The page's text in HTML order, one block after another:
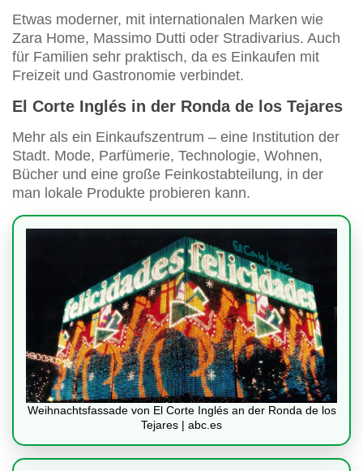
Etwas moderner, mit internationalen Marken wie
Zara Home, Massimo Dutti oder Stradivarius. Auch
für Familien sehr praktisch, da es Einkaufen mit
Freizeit und Gastronomie verbindet.
El Corte Inglés in der Ronda de los Tejares
Mehr als ein Einkaufszentrum – eine Institution der
Stadt. Mode, Parfümerie, Technologie, Wohnen,
Bücher und eine große Feinkostabteilung, in der
man lokale Produkte probieren kann.
Weihnachtsfassade von El Corte Inglés an der Ronda de los
Tejares | abc.es